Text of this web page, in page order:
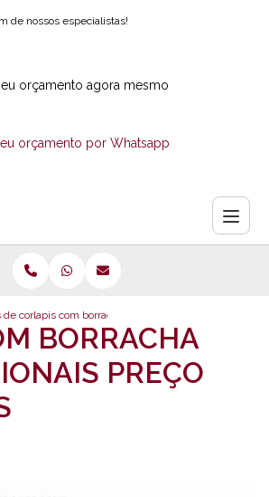
de nossos especialistas!
orçamento agora mesmo
orçamento por Whatsapp
de corlapis com borracha promocionais preco arcadas
BORRACHA
PREÇO